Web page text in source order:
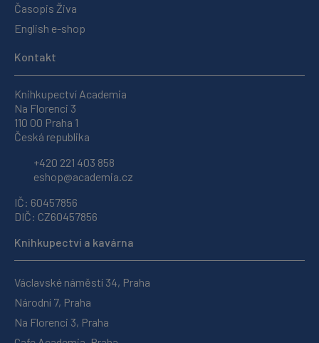
Časopis Živa
English e-shop
Kontakt
Knihkupectví Academia
Na Florenci 3
110 00 Praha 1
Česká republika
+420 221 403 858
eshop@academia.cz
IČ: 60457856
DIČ: CZ60457856
Knihkupectví a kavárna
Václavské náměstí 34, Praha
Národní 7, Praha
Na Florenci 3, Praha